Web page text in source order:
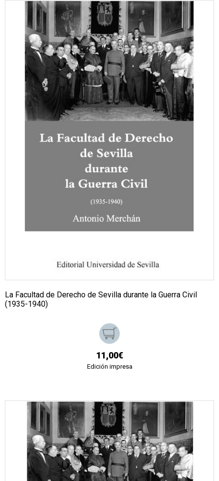
La Facultad de Derecho de Sevilla durante la Guerra Civil
(1935-1940)
11,00€
Edición impresa